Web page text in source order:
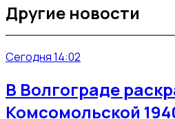
Другие новости
Сегодня 14:02
В Волгограде
Комсомольской